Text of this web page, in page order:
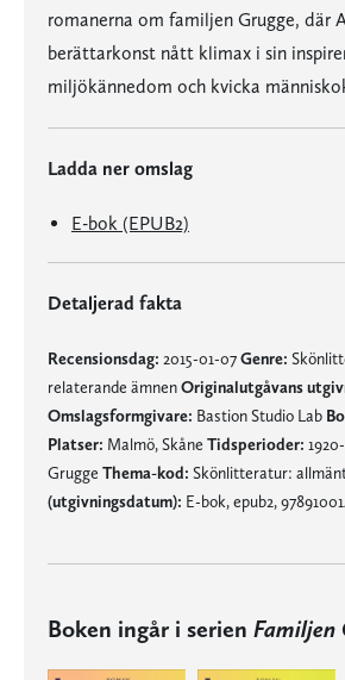
romanerna om familjen Grugge, där
berättarkonst nått klimax i sin
miljökännedom och kvicka
Ladda ner omslag
E-bok (EPUB2)
Detaljerad fakta
Recensionsdag: 2015-01-07Genre:
relaterande ämnenOriginalutgåvans
Omslagsformgivare: Bastion Studio Lab
Platser: Malmö, Skåne Tidsperioder:
Grugge Thema-kod: Skönlitteratur:
(utgivningsdatum): E-bok, epub2,
Boken ingår i serien Familjen